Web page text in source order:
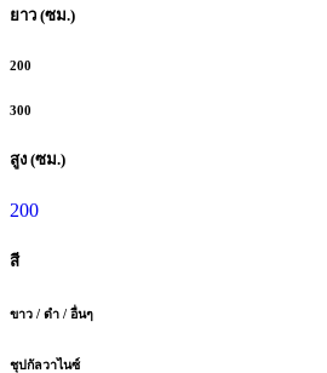
ยาว (ซม.)
200
300
สูง (ซม.)
200
สี
ขาว / ดำ / อื่นๆ
ชุปกัลวาไนซ์